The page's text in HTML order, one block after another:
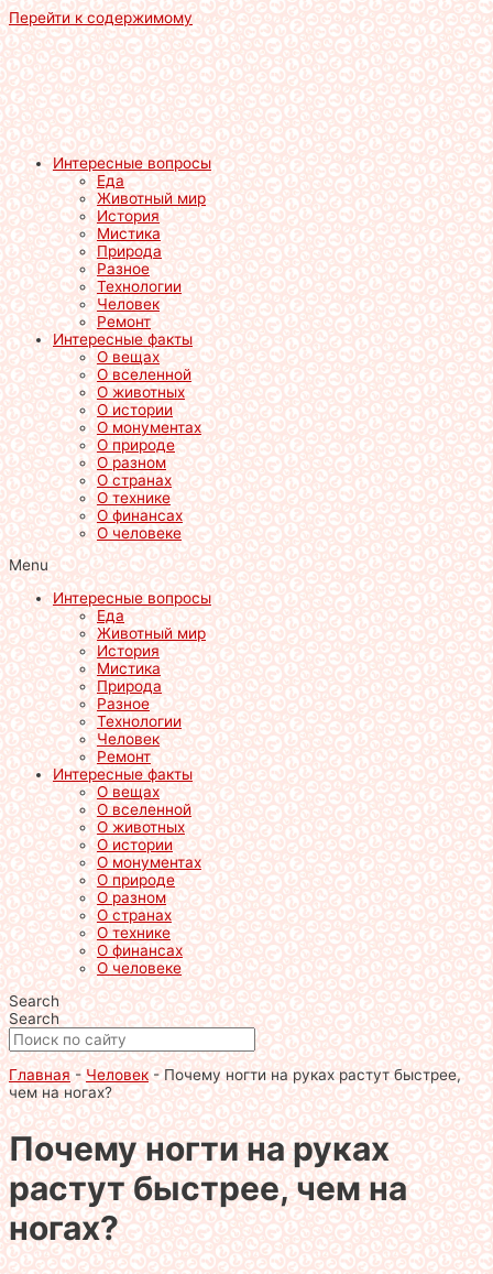
Перейти к содержимому
Интересные вопросы
Еда
Животный мир
История
Мистика
Природа
Разное
Технологии
Человек
Ремонт
Интересные факты
О вещах
О вселенной
О животных
О истории
О монументах
О природе
О разном
О странах
О технике
О финансах
О человеке
Menu
Интересные вопросы
Еда
Животный мир
История
Мистика
Природа
Разное
Технологии
Человек
Ремонт
Интересные факты
О вещах
О вселенной
О животных
О истории
О монументах
О природе
О разном
О странах
О технике
О финансах
О человеке
Search
Search
Главная-Человек-Почему ногти на руках растут быстрее,
чем на ногах?
Почему ногти на руках
растут быстрее, чем на
ногах?